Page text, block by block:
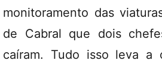
monitoramento das
de Cabral que dois
caíram. Tudo isso leva a